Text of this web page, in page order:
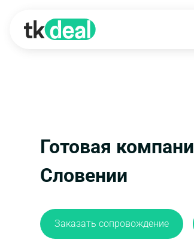
Готовая
Словении
Заказать сопровождение